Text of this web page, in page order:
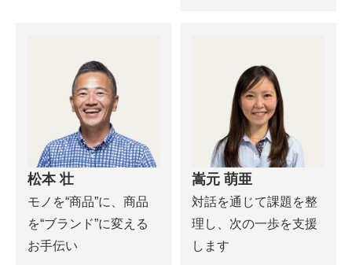
松本 壮
モノを“商品”に、商品
を“ブランド”に変える
お手伝い
嵩元 萌亜
対話を通じて課題を整
理し、次の一歩を支援
します